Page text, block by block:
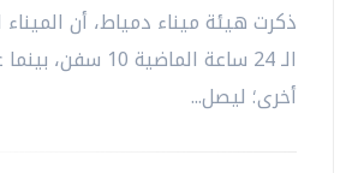
ذكرت هيئة ميناء دمياط، أن
أخرى؛ ليصل...